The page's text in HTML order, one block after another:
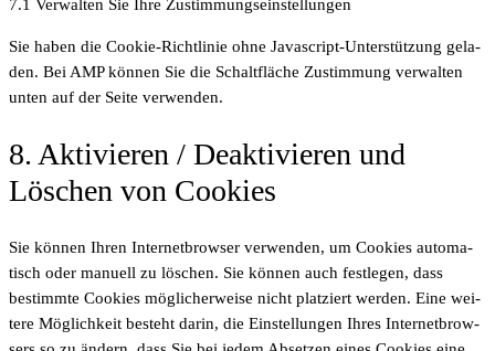
7.1 Ver­wal­ten Sie Ihre Zustimmungseinstellungen
Sie haben die Coo­kie-Richt­li­nie ohne Java­script-Unter­stüt­zung gela­
den. Bei AMP kön­nen Sie die Schalt­flä­che Zustim­mung ver­wal­ten
unten auf der Sei­te verwenden.
8. Akti­vie­ren / Deak­ti­vie­ren und
Löschen von Cookies
Sie kön­nen Ihren Inter­net­brow­ser ver­wen­den, um Coo­kies auto­ma­
tisch oder manu­ell zu löschen. Sie kön­nen auch fest­le­gen, dass
bestimm­te Coo­kies mög­li­cher­wei­se nicht plat­ziert wer­den. Eine wei­
te­re Mög­lich­keit besteht dar­in, die Ein­stel­lun­gen Ihres Inter­net­brow­